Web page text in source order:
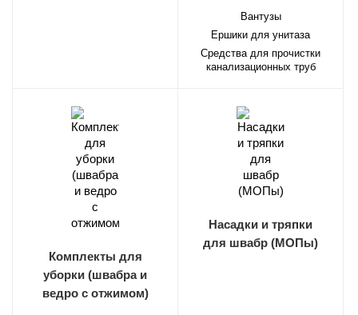
Вантузы
Ершики для унитаза
Средства для прочистки
канализационных труб
Комплекты для
уборки (швабра и
ведро с отжимом)
Насадки и тряпки
для швабр (МОПы)